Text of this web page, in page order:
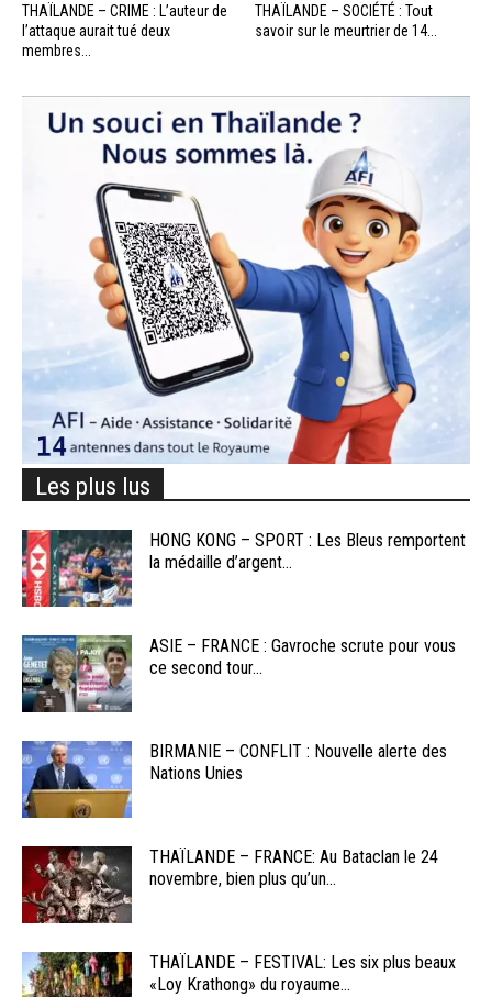
THAÏLANDE – CRIME : L’auteur de
l’attaque aurait tué deux
membres...
THAÏLANDE – SOCIÉTÉ : Tout
savoir sur le meurtrier de 14...
Les plus lus
HONG KONG – SPORT : Les Bleus remportent
la médaille d’argent...
ASIE – FRANCE : Gavroche scrute pour vous
ce second tour...
BIRMANIE – CONFLIT : Nouvelle alerte des
Nations Unies
THAÏLANDE – FRANCE: Au Bataclan le 24
novembre, bien plus qu’un...
THAÏLANDE – FESTIVAL: Les six plus beaux
«Loy Krathong» du royaume...